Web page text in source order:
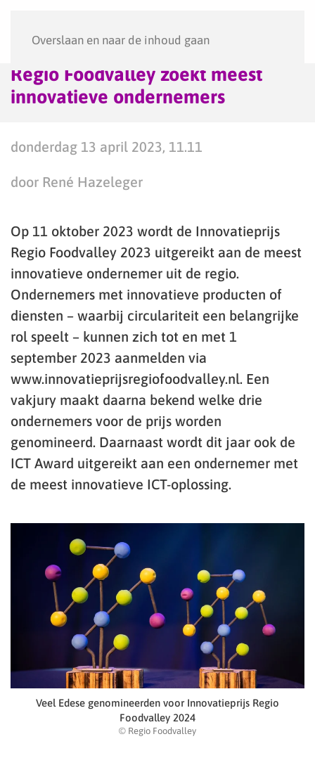
Overslaan en naar de inhoud gaan
Regio Foodvalley zoekt meest
innovatieve ondernemers
donderdag 13 april 2023, 11.11
door René Hazeleger
Op 11 oktober 2023 wordt de Innovatieprijs
Regio Foodvalley 2023 uitgereikt aan de meest
innovatieve ondernemer uit de regio.
Ondernemers met innovatieve producten of
diensten – waarbij circulariteit een belangrijke
rol speelt – kunnen zich tot en met 1
september 2023 aanmelden via
www.innovatieprijsregiofoodvalley.nl. Een
vakjury maakt daarna bekend welke drie
ondernemers voor de prijs worden
genomineerd. Daarnaast wordt dit jaar ook de
ICT Award uitgereikt aan een ondernemer met
de meest innovatieve ICT-oplossing.
Veel Edese genomineerden voor Innovatieprijs Regio
Foodvalley 2024
© Regio Foodvalley